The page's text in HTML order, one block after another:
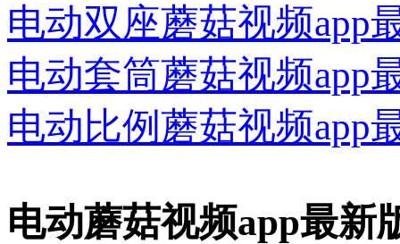
电动双座蘑菇视频app
电动套筒蘑菇视频app
电动比例蘑菇视频app
电动蘑菇视频app最新